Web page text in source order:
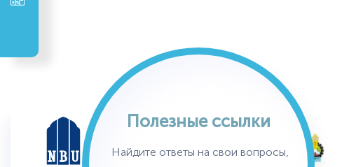
Полезные ссылки
Найдите ответы на свои вопросы,